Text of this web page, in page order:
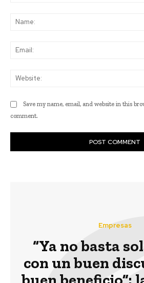
Save my name, email, and website in this
comment.